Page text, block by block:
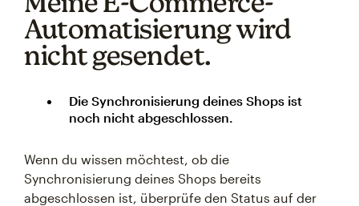
Automatisierung wird
nicht gesendet.
Die Synchronisierung deines Shops ist
noch nicht abgeschlossen.
Wenn du wissen möchtest, ob die
Synchronisierung deines Shops bereits
abgeschlossen ist, überprüfe den Status auf der